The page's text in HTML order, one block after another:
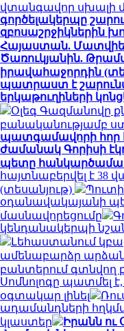
վտանգավոր սխալի
գործելակերպը
զբոսաշրջիկներին
Հայաստան.
Ծառուկյանին.
իրավահաջորդին
պատրաստ է
երկաթուղիների
Օլեգ Գազմանովը
բանականությամբ
պատգամավորի հոր
ժամանակ Գորիսի
պետը հանկարծամահ
հայտնաբերվել է
(տեսանյութ)
օդանավակայանի
մասնավորեցումը
կենդանակերպի
Լեհաստանում
ամենաբարձր
բանտերում գտնվող
Սոմնոլոգը պատմել
օգտակար լինել
ադամանդների
կլաստեր
Իրանն ու